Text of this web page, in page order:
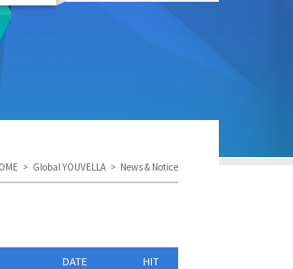
Global YOUVELLA News & Notice
DATE HIT